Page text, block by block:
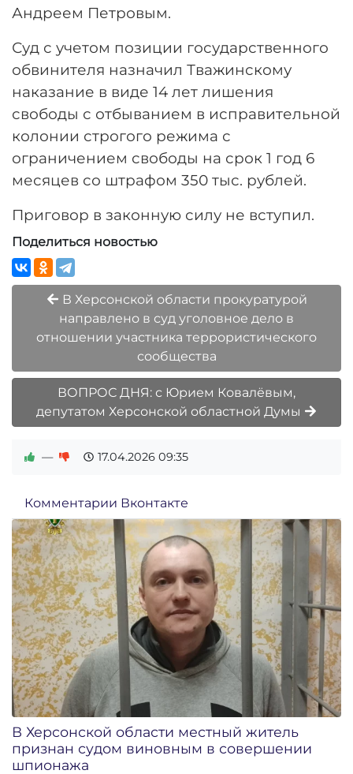
Андреем Петровым.
Суд с учетом позиции государственного
обвинителя назначил Тважинскому
наказание в виде 14 лет лишения
свободы с отбыванием в исправительной
колонии строгого режима с
ограничением свободы на срок 1 год 6
месяцев со штрафом 350 тыс. рублей.
Приговор в законную силу не вступил.
Поделиться новостью
В Херсонской области прокуратурой
направлено в суд уголовное дело в
отношении участника террористического
сообщества
ВОПРОС ДНЯ: с Юрием Ковалёвым,
депутатом Херсонской областной Думы
— 17.04.2026 09:35
Комментарии Вконтакте
В Херсонской области местный житель
признан судом виновным в совершении
шпионажа